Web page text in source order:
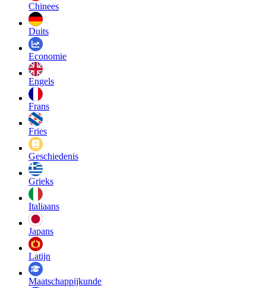
Chinees
Duits
Economie
Engels
Frans
Fries
Geschiedenis
Grieks
Italiaans
Japans
Latijn
Maatschappij­kunde